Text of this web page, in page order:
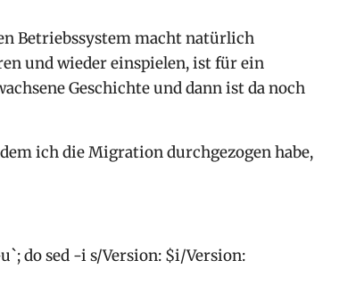
Betriebssystem macht natürlich
und wieder einspielen, ist für ein
Geschichte und dann ist da noch
ich die Migration durchgezogen habe,
do sed -i s/Version: $i/Version: